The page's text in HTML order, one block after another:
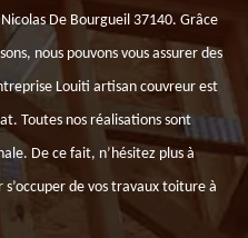
De Bourgueil 37140. Grâce
nous pouvons vous assurer des
Louiti artisan couvreur est
Toutes nos réalisations sont
De ce fait, n’hésitez plus à
de vos travaux toiture à